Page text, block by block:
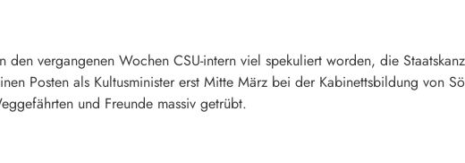
den vergangenen Wochen CSU-intern viel spekuliert worden, die
Posten als Kultusminister erst Mitte März bei der Kabinettsbildung von
und Freunde massiv getrübt.